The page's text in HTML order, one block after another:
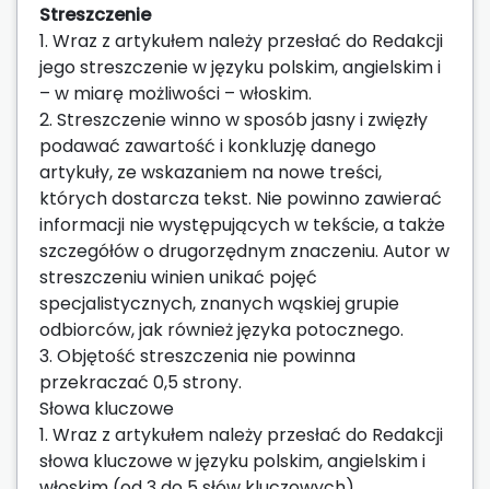
Streszczenie
1. Wraz z artykułem należy przesłać do Redakcji
jego streszczenie w języku polskim, angielskim i
– w miarę możliwości – włoskim.
2. Streszczenie winno w sposób jasny i zwięzły
podawać zawartość i konkluzję danego
artykuły, ze wskazaniem na nowe treści,
których dostarcza tekst. Nie powinno zawierać
informacji nie występujących w tekście, a także
szczegółów o drugorzędnym znaczeniu. Autor w
streszczeniu winien unikać pojęć
specjalistycznych, znanych wąskiej grupie
odbiorców, jak również języka potocznego.
3. Objętość streszczenia nie powinna
przekraczać 0,5 strony.
Słowa kluczowe
1. Wraz z artykułem należy przesłać do Redakcji
słowa kluczowe w języku polskim, angielskim i